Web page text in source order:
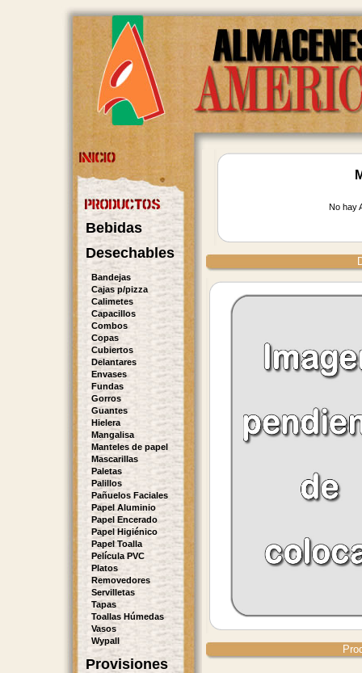
Bebidas
Desechables
Bandejas
Cajas p/pizza
Calimetes
Capacillos
Combos
Copas
Cubiertos
Delantares
Envases
Fundas
Gorros
Guantes
Hielera
Mangalisa
Manteles de papel
Mascarillas
Paletas
Palillos
Pañuelos Faciales
Papel Aluminio
Papel Encerado
Papel Higiénico
Papel Toalla
Película PVC
Platos
Removedores
Servilletas
Tapas
Toallas Húmedas
Vasos
Wypall
Provisiones
No hay